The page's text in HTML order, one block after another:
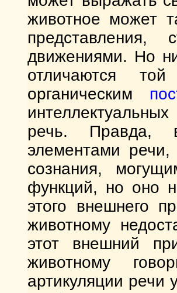
животное может
движениями. Но
отличаются
органическим
речь. Правда,
элементами
сознания,
функций, но оно
этого внешнего
животному
этот внешний
животному
артикуляции речи